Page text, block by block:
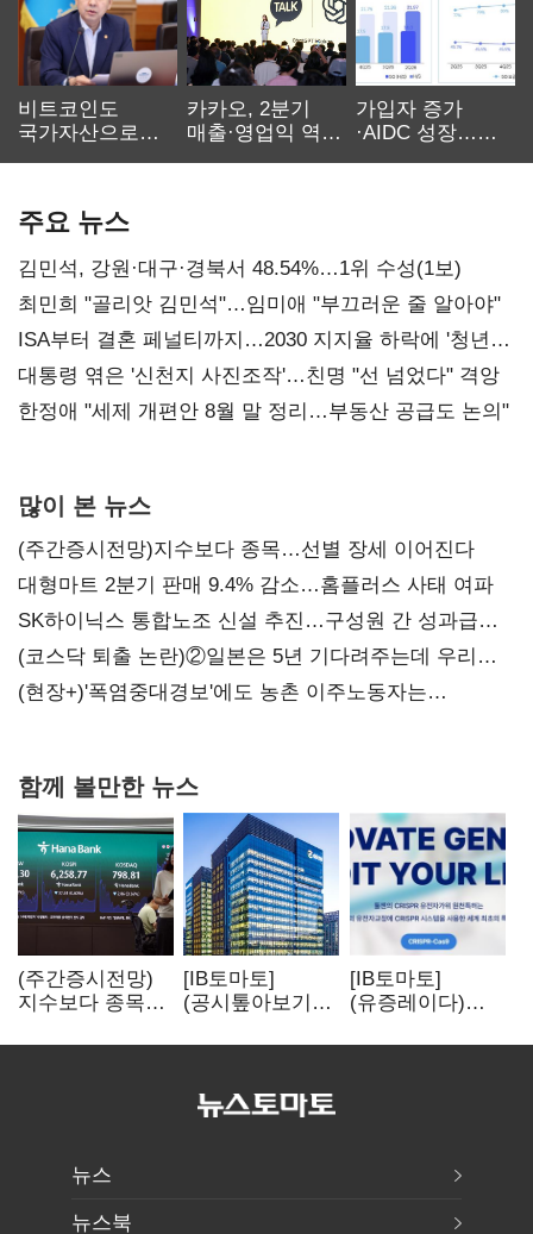
비트코인도
국가자산으로…'
카카오, 2분기
매출·영업익 역대
가입자 증가
·AIDC 성장…
주요 뉴스
김민석, 강원·대구·경북서 48.54%…1위 수성(1보)
최민희 "골리앗 김민석"…임미애 "부끄러운 줄 알아야"
ISA부터 결혼 페널티까지…2030 지지율 하락에 '청년
챙기기'
대통령 엮은 '신천지 사진조작'…친명 "선 넘었다" 격앙
한정애 "세제 개편안 8월 말 정리…부동산 공급도 논의"
많이 본 뉴스
(주간증시전망)지수보다 종목…선별 장세 이어진다
대형마트 2분기 판매 9.4% 감소…홈플러스 사태 여파
SK하이닉스 통합노조 신설 추진…구성원 간 성과급
불만 확산
(코스닥 퇴출 논란)②일본은 5년 기다려주는데 우리는
당장 퇴출?…시간만으론 부족한 코스닥 구하기
(현장+)'폭염중대경보'에도 농촌 이주노동자는
함께 볼만한 뉴스
(주간증시전망)
지수보다 종목…
이어진다
[IB토마토]
(공시톺아보기)
바로 매출로
[IB토마토]
(유증레이다)
3분의 1 토막…
뉴스
뉴스북